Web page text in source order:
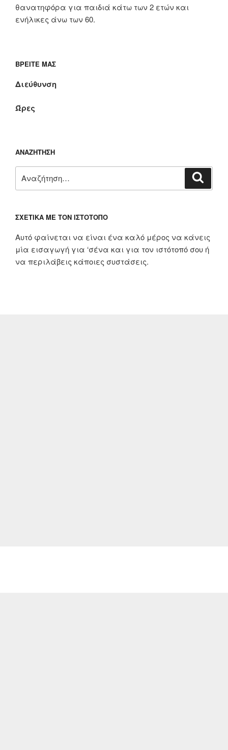
θανατηφόρα για παιδιά κάτω των 2 ετών και
ενήλικες άνω των 60.
ΒΡΕΊΤΕ ΜΑΣ
Διεύθυνση
Ώρες
ΑΝΑΖΉΤΗΣΗ
για:
ΣΧΕΤΙΚΆ ΜΕ ΤΟΝ ΙΣΤΌΤΟΠΟ
Αυτό φαίνεται να είναι ένα καλό μέρος να κάνεις
μία εισαγωγή για ‘σένα και για τον ιστότοπό σου ή
να περιλάβεις κάποιες συστάσεις.